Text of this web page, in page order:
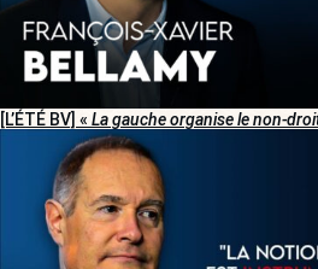
[L’ÉTÉ BV] « La gauche organise le non-